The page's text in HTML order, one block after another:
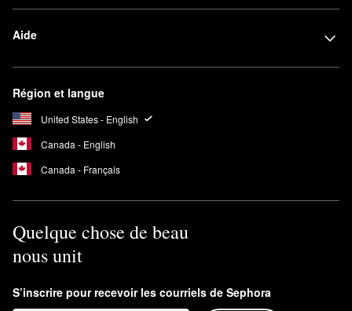
Aide
Région et langue
United States - English
Canada - English
Canada - Français
Quelque chose de beau
nous unit
S’inscrire pour recevoir les courriels de Sephora